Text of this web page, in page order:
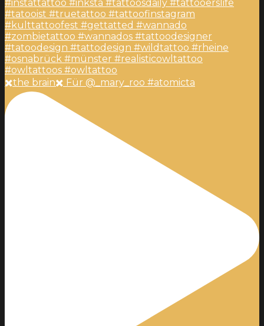
✖️the brain✖️ Für @_mary_roo #atomicta